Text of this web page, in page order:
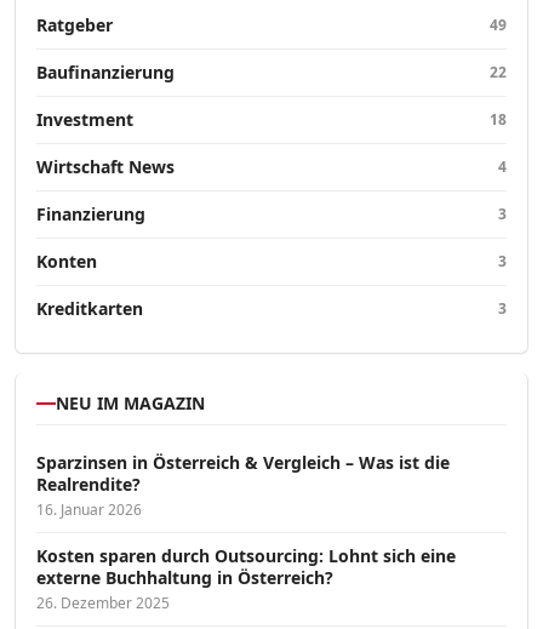
Ratgeber 49
Baufinanzierung 22
Investment 18
Wirtschaft News 4
Finanzierung 3
Konten 3
Kreditkarten 3
NEU IM MAGAZIN
Sparzinsen in Österreich & Vergleich – Was ist die
Realrendite?
16. Januar 2026
Kosten sparen durch Outsourcing: Lohnt sich eine
externe Buchhaltung in Österreich?
26. Dezember 2025